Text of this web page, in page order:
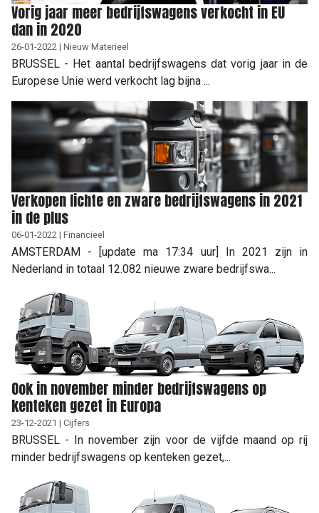
Vorig jaar meer bedrijfswagens verkocht in EU
dan in 2020
26-01-2022 | Nieuw Materieel
BRUSSEL - Het aantal bedrijfswagens dat vorig jaar in de
Europese Unie werd verkocht lag bijna ...
Verkopen lichte en zware bedrijfswagens in 2021
in de plus
06-01-2022 | Financieel
AMSTERDAM - [update ma 17:34 uur] In 2021 zijn in
Nederland in totaal 12.082 nieuwe zware bedrijfswa...
Ook in november minder bedrijfswagens op
kenteken gezet in Europa
23-12-2021 | Cijfers
BRUSSEL - In november zijn voor de vijfde maand op rij
minder bedrijfswagens op kenteken gezet,...